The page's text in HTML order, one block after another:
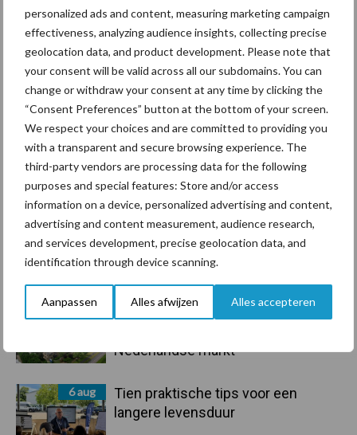
personalized ads and content, measuring marketing campaign
effectiveness, analyzing audience insights, collecting precise
geolocation data, and product development. Please note that
your consent will be valid across all our subdomains. You can
change or withdraw your consent at any time by clicking the
“Consent Preferences” button at the bottom of your screen.
We respect your choices and are committed to providing you
with a transparent and secure browsing experience. The
third-party vendors are processing data for the following
purposes and special features: Store and/or access
information on a device, personalized advertising and content,
advertising and content measurement, audience research,
and services development, precise geolocation data, and
identification through device scanning.
Aanpassen Alles afwijzen Alles accepteren
Primaire
Sidebar
Recent nieuws Partner nieuws
7 aug
Grondstoffenmarkt blijft grillig:
droogte en geopolitiek houden
handel in de greep
7 aug
De speenhuid: een vaak
onderschatte risicofactor voor
mastitis
6 aug
ForFarmers ziet volume en
Nederlandse markt
6 aug
Tien praktische tips voor een
langere levensduur
Toon meer